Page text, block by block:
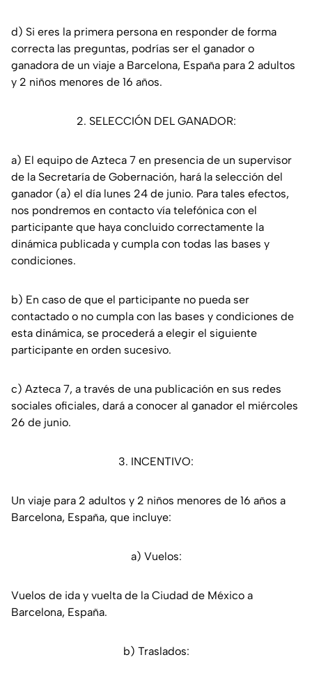
d) Si eres la primera persona en responder de forma
correcta las preguntas, podrías ser el ganador o
ganadora de un viaje a Barcelona, España para 2 adultos
y 2 niños menores de 16 años.
2. SELECCIÓN DEL GANADOR:
a) El equipo de Azteca 7 en presencia de un supervisor
de la Secretaría de Gobernación, hará la selección del
ganador (a) el día lunes 24 de junio. Para tales efectos,
nos pondremos en contacto vía telefónica con el
participante que haya concluido correctamente la
dinámica publicada y cumpla con todas las bases y
condiciones.
b) En caso de que el participante no pueda ser
contactado o no cumpla con las bases y condiciones de
esta dinámica, se procederá a elegir el siguiente
participante en orden sucesivo.
c) Azteca 7, a través de una publicación en sus redes
sociales oficiales, dará a conocer al ganador el miércoles
26 de junio.
3. INCENTIVO:
Un viaje para 2 adultos y 2 niños menores de 16 años a
Barcelona, España, que incluye:
a) Vuelos:
Vuelos de ida y vuelta de la Ciudad de México a
Barcelona, España.
b) Traslados: